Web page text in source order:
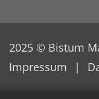
2025 © Bistum
Impressum